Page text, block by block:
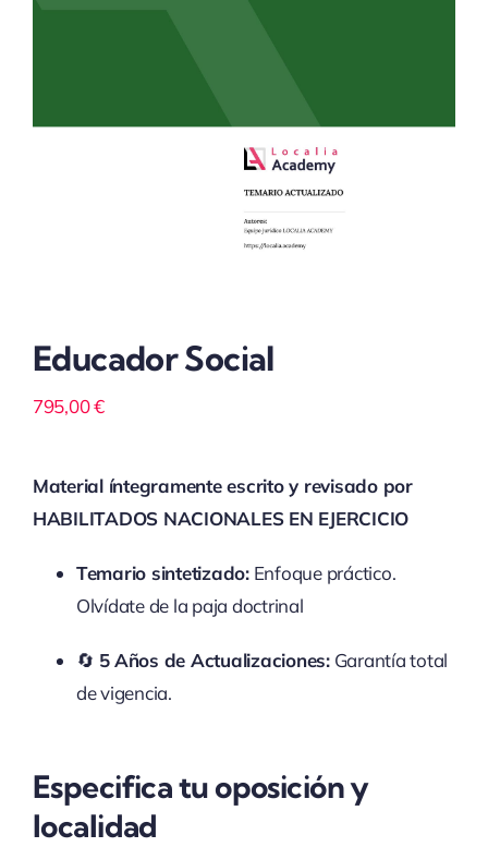
Educador Social
795,00€
Material íntegramente escrito y revisado por
HABILITADOS NACIONALES EN EJERCICIO
Temario sintetizado:Enfoque práctico.
Olvídate de la paja doctrinal
🔄 5 Años de Actualizaciones:Garantía total
de vigencia.
Especifica tu oposición y
localidad